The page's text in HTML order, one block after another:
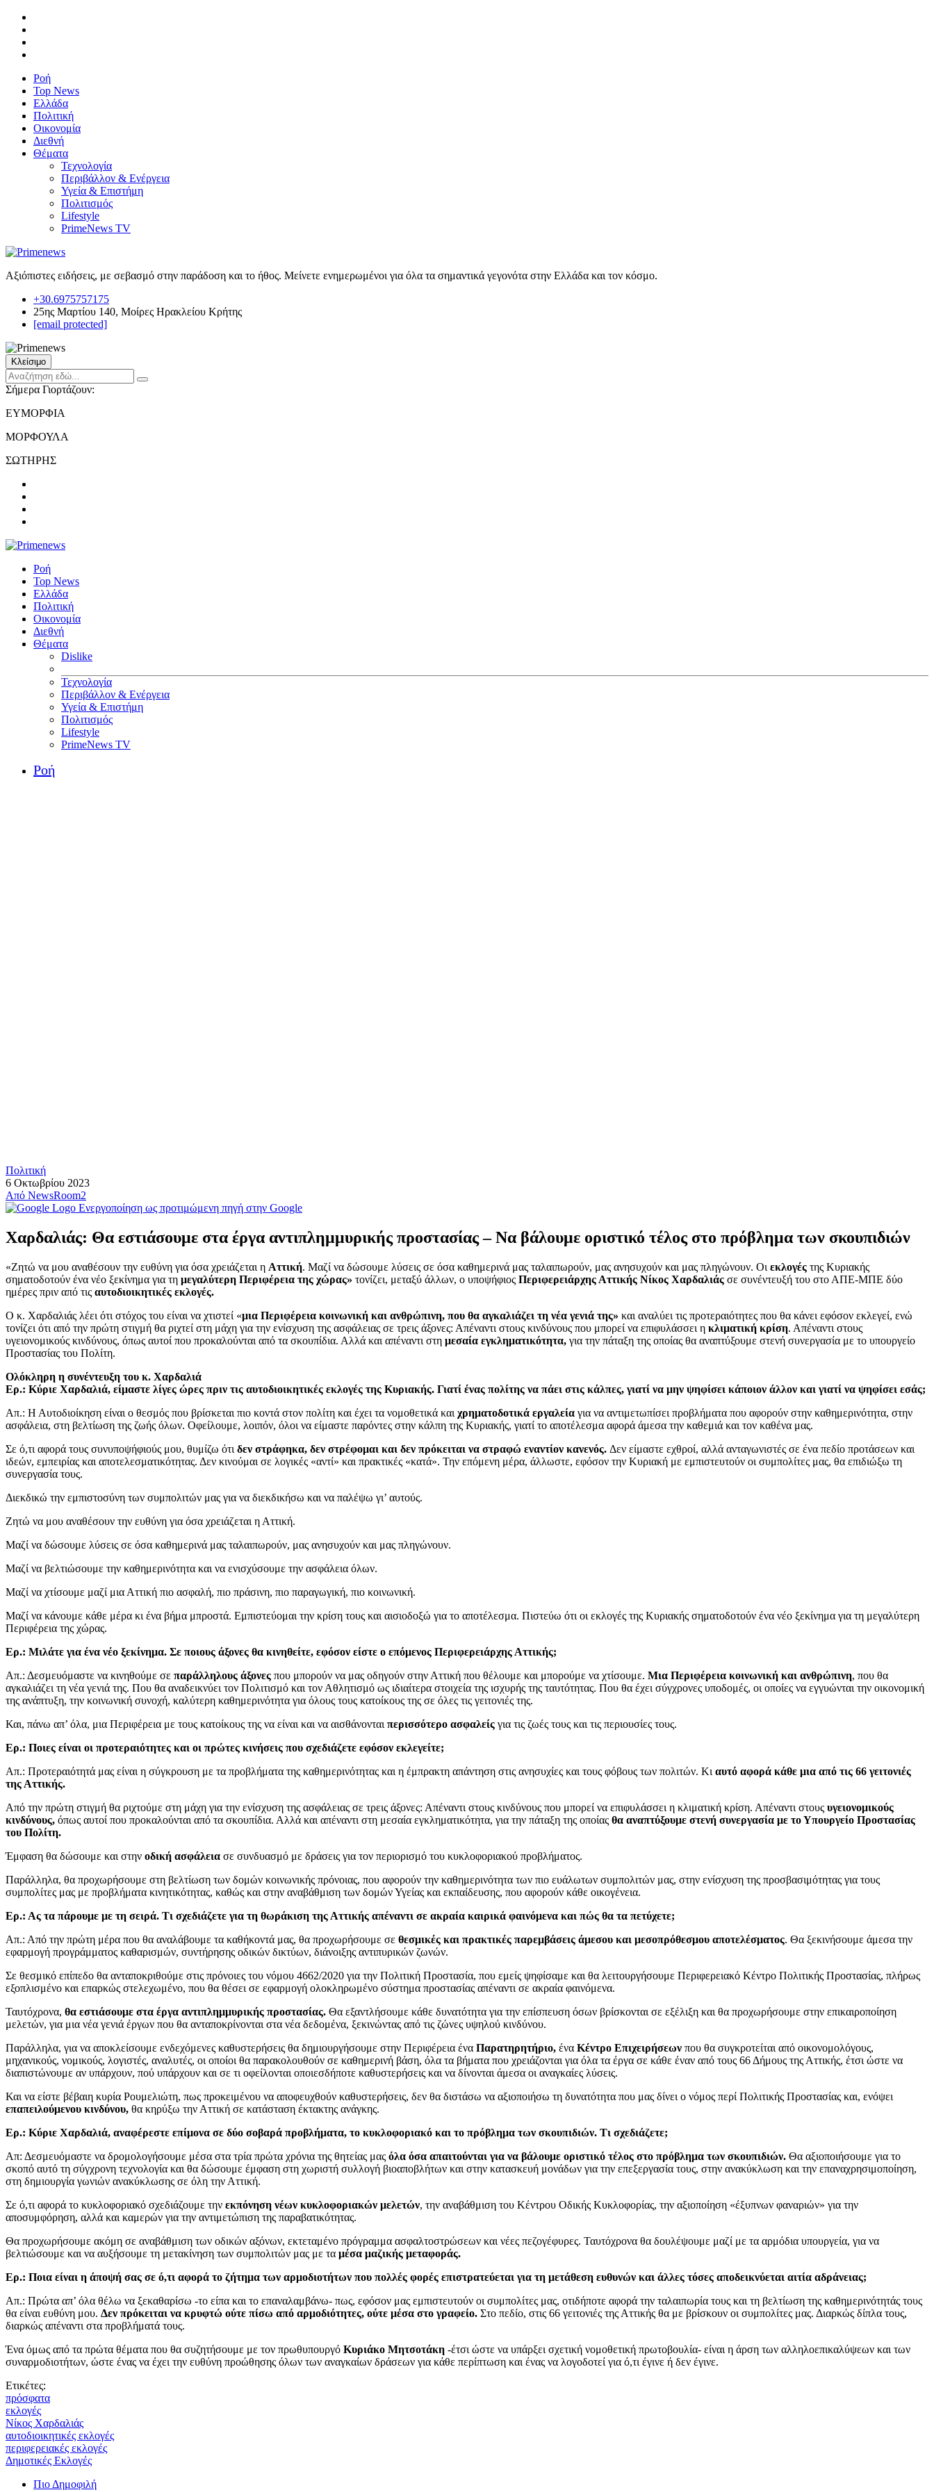
Ροή
Top News
Ελλάδα
Πολιτική
Οικονομία
Διεθνή
Θέματα
Τεχνολογία
Περιβάλλον & Ενέργεια
Υγεία & Επιστήμη
Πολιτισμός
Lifestyle
PrimeNews TV
Αξιόπιστες ειδήσεις, με σεβασμό στην παράδοση και το ήθος. Μείνετε ενημερωμένοι για όλα τα σημαντικά γεγονότα στην Ελλάδα και τον κόσμο.
+30.6975757175
25ης Μαρτίου 140, Μοίρες Ηρακλείου Κρήτης
[email protected]
Κλείσιμο
Σήμερα Γιορτάζουν:
ΕΥΜΟΡΦΙΑ
ΜΟΡΦΟΥΛΑ
ΣΩΤΗΡΗΣ
Ροή
Top News
Ελλάδα
Πολιτική
Οικονομία
Διεθνή
Θέματα
Dislike
Τεχνολογία
Περιβάλλον & Ενέργεια
Υγεία & Επιστήμη
Πολιτισμός
Lifestyle
PrimeNews TV
Ροή
Πολιτική
6 Οκτωβρίου 2023
Από NewsRoom2
Ενεργοποίηση ως προτιμώμενη πηγή στην Google
Χαρδαλιάς: Θα εστιάσουμε στα έργα αντιπλημμυρικής προστασίας – Να βάλουμε οριστικό τέλος στο πρόβλημα των σκουπιδιών
«Ζητώ να μου αναθέσουν την ευθύνη για όσα χρειάζεται η Αττική. Μαζί να δώσουμε λύσεις σε όσα καθημερινά μας ταλαιπωρούν, μας ανησυχούν και μας πληγώνουν. Οι εκλογές της Κυριακής
σηματοδοτούν ένα νέο ξεκίνημα για τη μεγαλύτερη Περιφέρεια της χώρας» τονίζει, μεταξύ άλλων, ο υποψήφιος Περιφερειάρχης Αττικής Νίκος Χαρδαλιάς σε συνέντευξή του στο ΑΠΕ-ΜΠΕ δύο
ημέρες πριν από τις αυτοδιοικητικές εκλογές.
Ο κ. Χαρδαλιάς λέει ότι στόχος του είναι να χτιστεί «μια Περιφέρεια κοινωνική και ανθρώπινη, που θα αγκαλιάζει τη νέα γενιά της» και αναλύει τις προτεραιότητες που θα κάνει εφόσον εκλεγεί, ενώ
τονίζει ότι από την πρώτη στιγμή θα ριχτεί στη μάχη για την ενίσχυση της ασφάλειας σε τρεις άξονες: Απέναντι στους κινδύνους που μπορεί να επιφυλάσσει η κλιματική κρίση. Απέναντι στους
υγειονομικούς κινδύνους, όπως αυτοί που προκαλούνται από τα σκουπίδια. Αλλά και απέναντι στη μεσαία εγκληματικότητα, για την πάταξη της οποίας θα αναπτύξουμε στενή συνεργασία με το υπουργείο
Προστασίας του Πολίτη.
Ολόκληρη η συνέντευξη του κ. Χαρδαλιά
Ερ.: Κύριε Χαρδαλιά, είμαστε λίγες ώρες πριν τις αυτοδιοικητικές εκλογές της Κυριακής. Γιατί ένας πολίτης να πάει στις κάλπες, γιατί να μην ψηφίσει κάποιον άλλον και γιατί να ψηφίσει εσάς;
Απ.: Η Αυτοδιοίκηση είναι ο θεσμός που βρίσκεται πιο κοντά στον πολίτη και έχει τα νομοθετικά και χρηματοδοτικά εργαλεία για να αντιμετωπίσει προβλήματα που αφορούν στην καθημερινότητα, στην
ασφάλεια, στη βελτίωση της ζωής όλων. Οφείλουμε, λοιπόν, όλοι να είμαστε παρόντες στην κάλπη της Κυριακής, γιατί το αποτέλεσμα αφορά άμεσα την καθεμιά και τον καθένα μας.
Σε ό,τι αφορά τους συνυποψήφιούς μου, θυμίζω ότι δεν στράφηκα, δεν στρέφομαι και δεν πρόκειται να στραφώ εναντίον κανενός. Δεν είμαστε εχθροί, αλλά ανταγωνιστές σε ένα πεδίο προτάσεων και
ιδεών, εμπειρίας και αποτελεσματικότητας. Δεν κινούμαι σε λογικές «αντί» και πρακτικές «κατά». Την επόμενη μέρα, άλλωστε, εφόσον την Κυριακή με εμπιστευτούν οι συμπολίτες μας, θα επιδιώξω τη
συνεργασία τους.
Διεκδικώ την εμπιστοσύνη των συμπολιτών μας για να διεκδικήσω και να παλέψω γι’ αυτούς.
Ζητώ να μου αναθέσουν την ευθύνη για όσα χρειάζεται η Αττική.
Μαζί να δώσουμε λύσεις σε όσα καθημερινά μας ταλαιπωρούν, μας ανησυχούν και μας πληγώνουν.
Μαζί να βελτιώσουμε την καθημερινότητα και να ενισχύσουμε την ασφάλεια όλων.
Μαζί να χτίσουμε μαζί μια Αττική πιο ασφαλή, πιο πράσινη, πιο παραγωγική, πιο κοινωνική.
Μαζί να κάνουμε κάθε μέρα κι ένα βήμα μπροστά. Εμπιστεύομαι την κρίση τους και αισιοδοξώ για το αποτέλεσμα. Πιστεύω ότι οι εκλογές της Κυριακής σηματοδοτούν ένα νέο ξεκίνημα για τη μεγαλύτερη
Περιφέρεια της χώρας.
Ερ.: Μιλάτε για ένα νέο ξεκίνημα. Σε ποιους άξονες θα κινηθείτε, εφόσον είστε ο επόμενος Περιφερειάρχης Αττικής;
Απ.: Δεσμευόμαστε να κινηθούμε σε παράλληλους άξονες που μπορούν να μας οδηγούν στην Αττική που θέλουμε και μπορούμε να χτίσουμε. Μια Περιφέρεια κοινωνική και ανθρώπινη, που θα
αγκαλιάζει τη νέα γενιά της. Που θα αναδεικνύει τον Πολιτισμό και τον Αθλητισμό ως ιδιαίτερα στοιχεία της ισχυρής της ταυτότητας. Που θα έχει σύγχρονες υποδομές, οι οποίες να εγγυώνται την οικονομική
της ανάπτυξη, την κοινωνική συνοχή, καλύτερη καθημερινότητα για όλους τους κατοίκους της σε όλες τις γειτονιές της.
Και, πάνω απ’ όλα, μια Περιφέρεια με τους κατοίκους της να είναι και να αισθάνονται περισσότερο ασφαλείς για τις ζωές τους και τις περιουσίες τους.
Ερ.: Ποιες είναι οι προτεραιότητες και οι πρώτες κινήσεις που σχεδιάζετε εφόσον εκλεγείτε;
Απ.: Προτεραιότητά μας είναι η σύγκρουση με τα προβλήματα της καθημερινότητας και η έμπρακτη απάντηση στις ανησυχίες και τους φόβους των πολιτών. Κι αυτό αφορά κάθε μια από τις 66 γειτονιές
της Αττικής.
Από την πρώτη στιγμή θα ριχτούμε στη μάχη για την ενίσχυση της ασφάλειας σε τρεις άξονες: Απέναντι στους κινδύνους που μπορεί να επιφυλάσσει η κλιματική κρίση. Απέναντι στους υγειονομικούς
κινδύνους, όπως αυτοί που προκαλούνται από τα σκουπίδια. Αλλά και απέναντι στη μεσαία εγκληματικότητα, για την πάταξη της οποίας θα αναπτύξουμε στενή συνεργασία με το Υπουργείο Προστασίας
του Πολίτη.
Έμφαση θα δώσουμε και στην οδική ασφάλεια σε συνδυασμό με δράσεις για τον περιορισμό του κυκλοφοριακού προβλήματος.
Παράλληλα, θα προχωρήσουμε στη βελτίωση των δομών κοινωνικής πρόνοιας, που αφορούν την καθημερινότητα των πιο ευάλωτων συμπολιτών μας, στην ενίσχυση της προσβασιμότητας για τους
συμπολίτες μας με προβλήματα κινητικότητας, καθώς και στην αναβάθμιση των δομών Υγείας και εκπαίδευσης, που αφορούν κάθε οικογένεια.
Ερ.: Ας τα πάρουμε με τη σειρά. Τι σχεδιάζετε για τη θωράκιση της Αττικής απέναντι σε ακραία καιρικά φαινόμενα και πώς θα τα πετύχετε;
Απ.: Από την πρώτη μέρα που θα αναλάβουμε τα καθήκοντά μας, θα προχωρήσουμε σε θεσμικές και πρακτικές παρεμβάσεις άμεσου και μεσοπρόθεσμου αποτελέσματος. Θα ξεκινήσουμε άμεσα την
εφαρμογή προγράμματος καθαρισμών, συντήρησης οδικών δικτύων, διάνοιξης αντιπυρικών ζωνών.
Σε θεσμικό επίπεδο θα ανταποκριθούμε στις πρόνοιες του νόμου 4662/2020 για την Πολιτική Προστασία, που εμείς ψηφίσαμε και θα λειτουργήσουμε Περιφερειακό Κέντρο Πολιτικής Προστασίας, πλήρως
εξοπλισμένο και επαρκώς στελεχωμένο, που θα θέσει σε εφαρμογή ολοκληρωμένο σύστημα προστασίας απέναντι σε ακραία φαινόμενα.
Ταυτόχρονα, θα εστιάσουμε στα έργα αντιπλημμυρικής προστασίας. Θα εξαντλήσουμε κάθε δυνατότητα για την επίσπευση όσων βρίσκονται σε εξέλιξη και θα προχωρήσουμε στην επικαιροποίηση
μελετών, για μια νέα γενιά έργων που θα ανταποκρίνονται στα νέα δεδομένα, ξεκινώντας από τις ζώνες υψηλού κινδύνου.
Παράλληλα, για να αποκλείσουμε ενδεχόμενες καθυστερήσεις θα δημιουργήσουμε στην Περιφέρεια ένα Παρατηρητήριο, ένα Κέντρο Επιχειρήσεων που θα συγκροτείται από οικονομολόγους,
μηχανικούς, νομικούς, λογιστές, αναλυτές, οι οποίοι θα παρακολουθούν σε καθημερινή βάση, όλα τα βήματα που χρειάζονται για όλα τα έργα σε κάθε έναν από τους 66 Δήμους της Αττικής, έτσι ώστε να
διαπιστώνουμε αν υπάρχουν, πού υπάρχουν και σε τι οφείλονται οποιεσδήποτε καθυστερήσεις και να δίνονται άμεσα οι αναγκαίες λύσεις.
Και να είστε βέβαιη κυρία Ρουμελιώτη, πως προκειμένου να αποφευχθούν καθυστερήσεις, δεν θα διστάσω να αξιοποιήσω τη δυνατότητα που μας δίνει ο νόμος περί Πολιτικής Προστασίας και, ενόψει
επαπειλούμενου κινδύνου, θα κηρύξω την Αττική σε κατάσταση έκτακτης ανάγκης.
Ερ.: Κύριε Χαρδαλιά, αναφέρεστε επίμονα σε δύο σοβαρά προβλήματα, το κυκλοφοριακό και το πρόβλημα των σκουπιδιών. Τι σχεδιάζετε;
Απ: Δεσμευόμαστε να δρομολογήσουμε μέσα στα τρία πρώτα χρόνια της θητείας μας όλα όσα απαιτούνται για να βάλουμε οριστικό τέλος στο πρόβλημα των σκουπιδιών. Θα αξιοποιήσουμε για το
σκοπό αυτό τη σύγχρονη τεχνολογία και θα δώσουμε έμφαση στη χωριστή συλλογή βιοαποβλήτων και στην κατασκευή μονάδων για την επεξεργασία τους, στην ανακύκλωση και την επαναχρησιμοποίηση,
στη δημιουργία γωνιών ανακύκλωσης σε όλη την Αττική.
Σε ό,τι αφορά το κυκλοφοριακό σχεδιάζουμε την εκπόνηση νέων κυκλοφοριακών μελετών, την αναβάθμιση του Κέντρου Οδικής Κυκλοφορίας, την αξιοποίηση «έξυπνων φαναριών» για την
αποσυμφόρηση, αλλά και καμερών για την αντιμετώπιση της παραβατικότητας.
Θα προχωρήσουμε ακόμη σε αναβάθμιση των οδικών αξόνων, εκτεταμένο πρόγραμμα ασφαλτοστρώσεων και νέες πεζογέφυρες. Ταυτόχρονα θα δουλέψουμε μαζί με τα αρμόδια υπουργεία, για να
βελτιώσουμε και να αυξήσουμε τη μετακίνηση των συμπολιτών μας με τα μέσα μαζικής μεταφοράς.
Ερ.: Ποια είναι η άποψή σας σε ό,τι αφορά το ζήτημα των αρμοδιοτήτων που πολλές φορές επιστρατεύεται για τη μετάθεση ευθυνών και άλλες τόσες αποδεικνύεται αιτία αδράνειας;
Απ.: Πρώτα απ’ όλα θέλω να ξεκαθαρίσω -το είπα και το επαναλαμβάνω- πως, εφόσον μας εμπιστευτούν οι συμπολίτες μας, οτιδήποτε αφορά την ταλαιπωρία τους και τη βελτίωση της καθημερινότητάς τους
θα είναι ευθύνη μου. Δεν πρόκειται να κρυφτώ ούτε πίσω από αρμοδιότητες, ούτε μέσα στο γραφείο. Στο πεδίο, στις 66 γειτονιές της Αττικής θα με βρίσκουν οι συμπολίτες μας. Διαρκώς δίπλα τους,
διαρκώς απέναντι στα προβλήματά τους.
Ένα όμως από τα πρώτα θέματα που θα συζητήσουμε με τον πρωθυπουργό Κυριάκο Μητσοτάκη -έτσι ώστε να υπάρξει σχετική νομοθετική πρωτοβουλία- είναι η άρση των αλληλοεπικαλύψεων και των
συναρμοδιοτήτων, ώστε ένας να έχει την ευθύνη προώθησης όλων των αναγκαίων δράσεων για κάθε περίπτωση και ένας να λογοδοτεί για ό,τι έγινε ή δεν έγινε.
Ετικέτες:
πρόσφατα
εκλογές
Νίκος Χαρδαλιάς
αυτοδιοικητικές εκλογές
περιφερειακές εκλογές
Δημοτικές Εκλογές
Πιο Δημοφιλή